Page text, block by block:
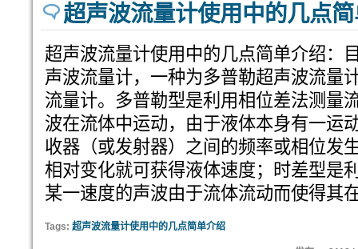
超声波流量计使用中的几点
超声波流量计使用中的几点简单介绍：
声波流量计，一种为多普勒超声波流量
流量计。多普勒型是利用相位差法测量
波在流体中运动，由于液体本身有一运
收器（或发射器）之间的频率或相位发
相对变化就可获得液体速度；时差型是
某一速度的声波由于流体流动而使得其
Tags: 超声波流量计使用中的几点简单介绍